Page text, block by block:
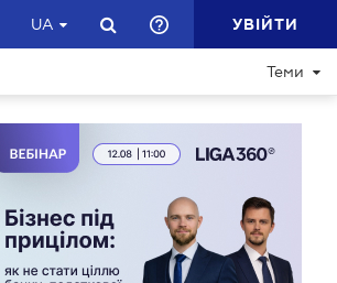
UA УВІЙТИ
Теми